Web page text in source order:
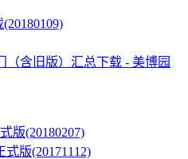
含旧版）汇总下载 - 美博园
版(20180207)
版(20171112)